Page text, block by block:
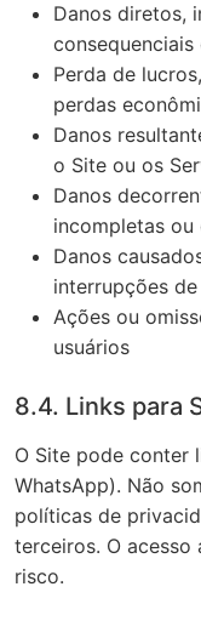
Danos diretos,
Perda de
perdas
Danos
o Site ou os
Danos
incompletas ou
Danos
interrupções
Ações ou
usuários
8.4. Links para
O Site pode conter
WhatsApp). Não
políticas de
terceiros. O acesso
risco.